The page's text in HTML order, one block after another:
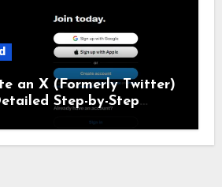
an X (Formerly Twitter)
Step-by-Step